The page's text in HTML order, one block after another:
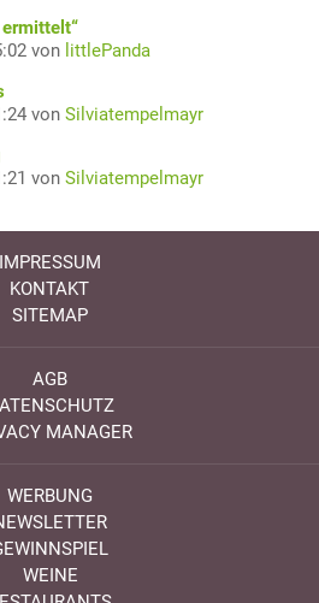
von littlePanda
von Silviatempelmayr
von Silviatempelmayr
IMPRESSUM
KONTAKT
SITEMAP
AGB
MANAGER
WERBUNG
WEINE